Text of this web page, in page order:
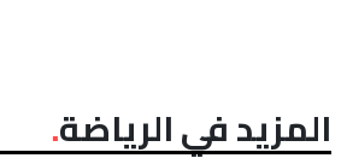
المزيد في الرياضة